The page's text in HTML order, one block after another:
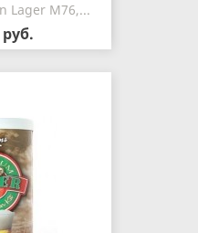
Lager M76,...